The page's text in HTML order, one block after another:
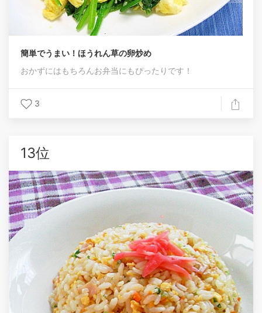
簡単でうまい！ほうれん草の卵炒め
おかずにはもちろんお弁当にもぴったりです！
3
13位